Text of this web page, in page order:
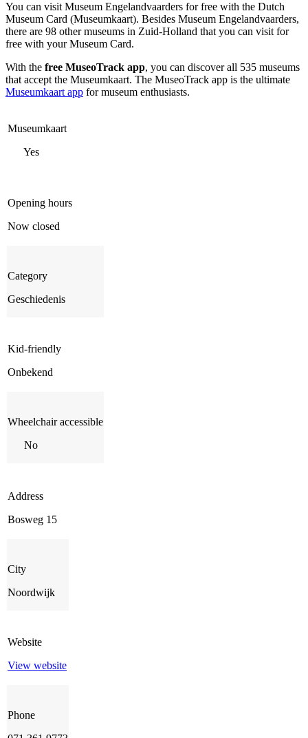
You can visit Museum Engelandvaarders for free with the Dutch
Museum Card (Museumkaart). Besides Museum Engelandvaarders,
there are 98 other museums in Zuid-Holland that you can visit for
free with your Museum Card.
With the free MuseoTrack app, you can discover all 535 museums
that accept the Museumkaart. The MuseoTrack app is the ultimate
Museumkaart app for museum enthusiasts.
Museumkaart
Yes
Opening hours
Now closed
Category
Geschiedenis
Kid-friendly
Onbekend
Wheelchair accessible
No
Address
Bosweg 15
City
Noordwijk
Website
View website
Phone